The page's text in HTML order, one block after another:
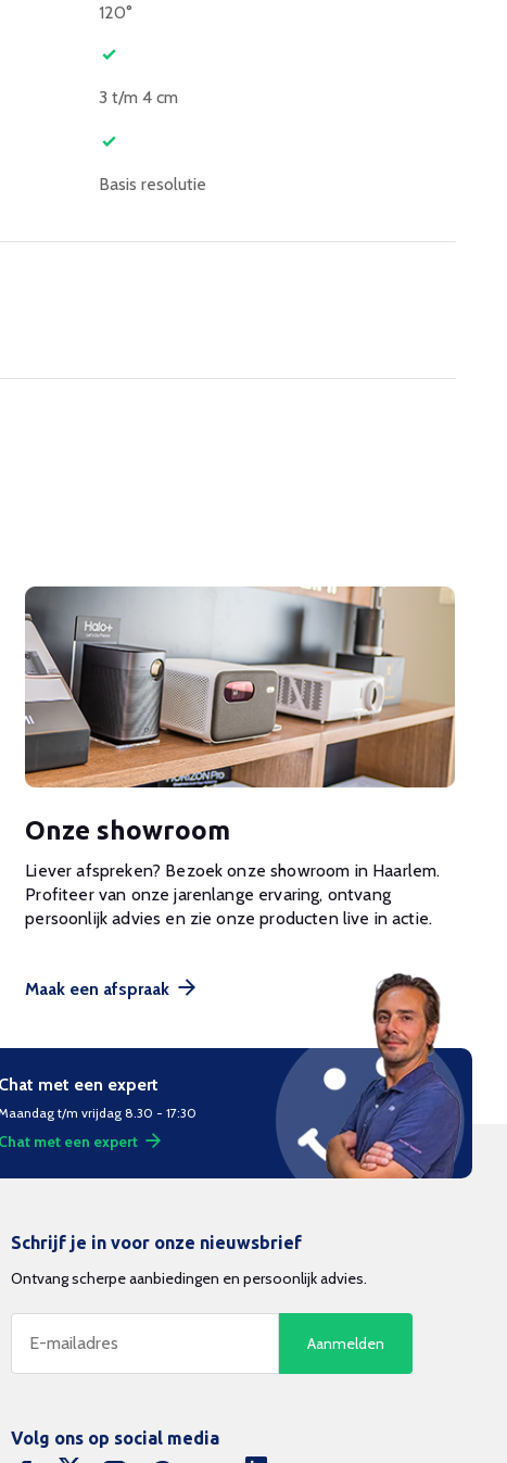
120°
3 t/m 4 cm
Basis resolutie
Onze showroom
Liever afspreken? Bezoek onze showroom in Haarlem.
Profiteer van onze jarenlange ervaring, ontvang
persoonlijk advies en zie onze producten live in actie.
Maak een afspraak
Chat met een expert
t/m vrijdag 8.30 - 17:30
Chat met een expert
Schrijf je in voor onze nieuwsbrief
Ontvang scherpe aanbiedingen en persoonlijk advies.
Aanmelden
Volg ons op social media